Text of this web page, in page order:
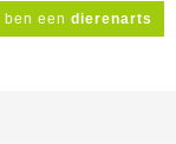
ben een dierenarts